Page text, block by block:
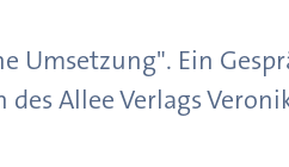
Umsetzung". Ein
Allee Verlags